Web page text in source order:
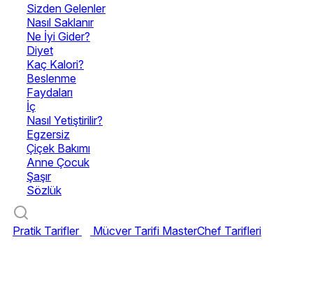
Sizden Gelenler
Nasıl Saklanır
Ne İyi Gider?
Diyet
Kaç Kalori?
Beslenme
Faydaları
İç
Nasıl Yetiştirilir?
Egzersiz
Çiçek Bakımı
Anne Çocuk
Şaşır
Sözlük
Pratik Tarifler Mücver Tarifi MasterChef Tarifleri